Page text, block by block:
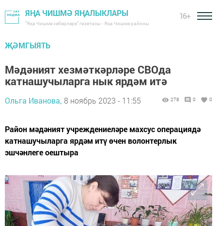
ЯҢА ЧИШМӘ ЯҢАЛЫКЛАРЫ
"Яңа Чишмә хәбәрләре" газетасы - Яңа Чишмә районы
16+
ҖӘМГЫЯТЬ
Мәдәният хезмәткәрләре СВОда
катнашучыларга нык ярдәм итә
Ольга Иванова, 8 ноябрь 2023 - 11:55 278 0 0
Район мәдәният учреждениеләре махсус операциядә
катнашучыларга ярдәм итү өчен волонтерлык
эшчәнлеге оештыра